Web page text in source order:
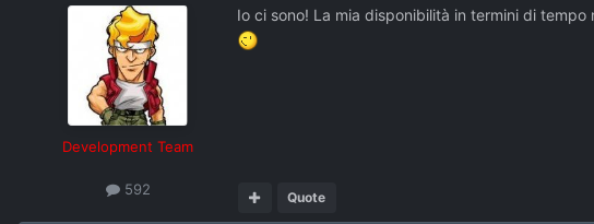
Development Team
592
Io ci sono! La mia disponibilità in termini di
Quote